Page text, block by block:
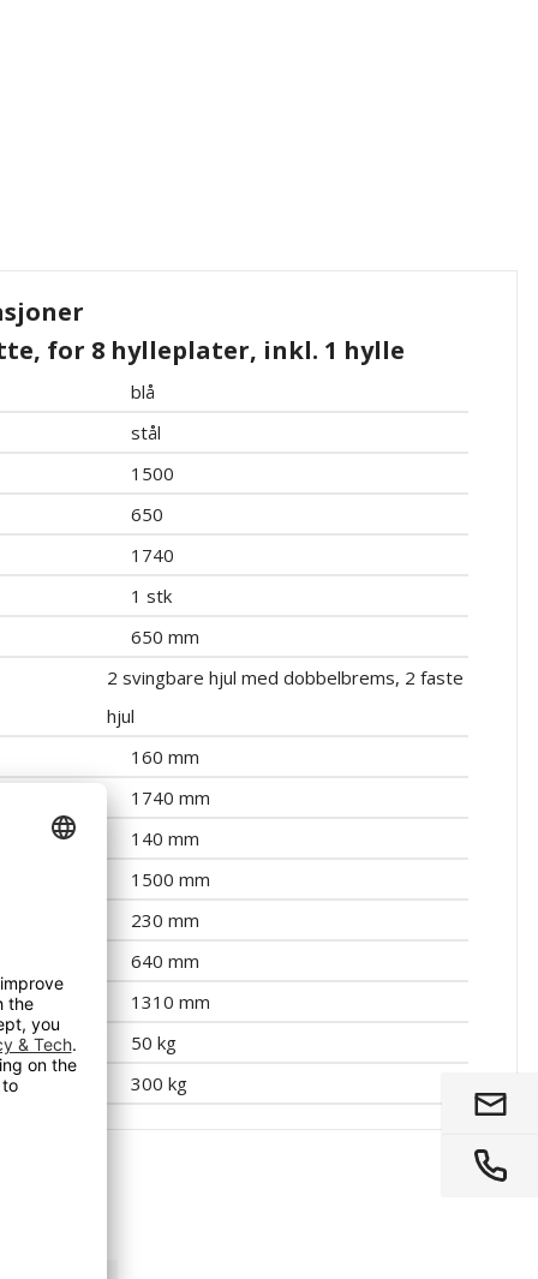
for 8 hylleplater, inkl. 1 hylle
blå
stål
1500
650
1740
1 stk
650 mm
2 svingbare hjul med dobbelbrems, 2 faste
hjul
160 mm
1740 mm
140 mm
1500 mm
230 mm
640 mm
1310 mm
50 kg
300 kg